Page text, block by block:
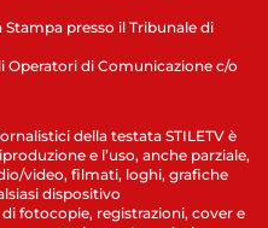
presso il Tribunale di
Operatori di Comunicazione c/o
della testata STILETV è
e l’uso, anche parziale,
video, filmati, loghi, grafiche
dispositivo
fotocopie, registrazioni, cover e